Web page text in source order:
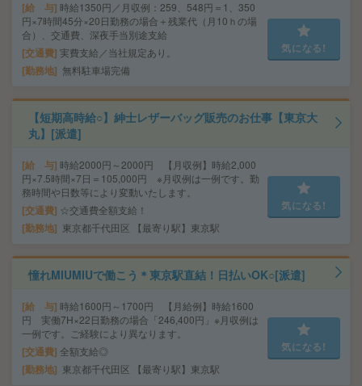
給 与 時給1350円／月収例：259、548円＝1、350
円×7時間45分×20日勤務の場合＋残業代（月10ｈの場
合）、交通費、深夜手当別途支給
交通費 実費支給／当社規定あり。
勤務地 無料駐車場完備
気になる!
【短期高時給○】紳士レザーバッグ販売のお仕事【東京大
丸】[派遣]
給 与 時給2000円～2000円 【月収例】時給2,000
円×7.5時間×7日＝105,000円 ※月収例は一例です。勤
務時間や日数等により変動いたします。
交通費 ☆交通費全額支給！
勤務地 東京都千代田区 【最寄り駅】東京駅
気になる!
憧れMIUMIUで働こう＊東京駅直結！日払いOK○[派遣]
給 与 時給1600円～1700円 【月給例】時給1600
円 実働7H×22日勤務の場合「246,400円」※月収例は
一例です。ご経験により異なります。
交通費 全額支給◎
勤務地 東京都千代田区 【最寄り駅】東京駅
気になる!